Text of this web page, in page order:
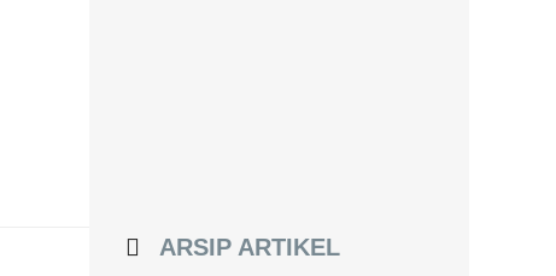
ARSIP ARTIKEL